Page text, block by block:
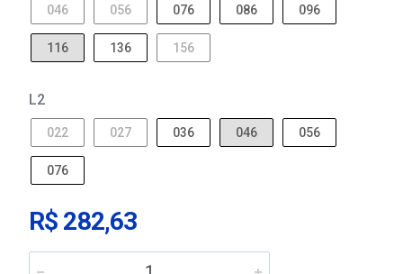
046 056 076 086 096
116 136 156
L2
022 027 036 046 056
076
R$ 282,63